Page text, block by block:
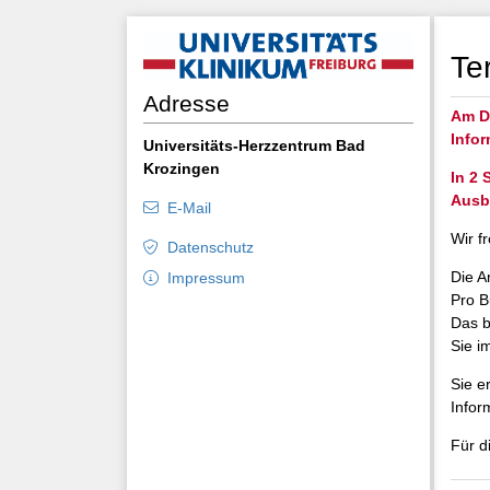
Am
In 2
Wir
Die
Pro
Das
Sie
Sie
Für
Adresse
Universitäts-Herzzentrum Bad
Krozingen
E-Mail
Datenschutz
Impressum